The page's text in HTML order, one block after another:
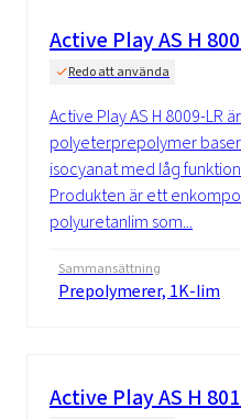
Active Play AS H
Redo att använda
Active Play AS H 8009-LR
polyeterprepolymer
isocyanat med låg
Produkten är ett
polyuretanlim som...
Sammansättning
Prepolymerer, 1K-lim
Active Play AS H